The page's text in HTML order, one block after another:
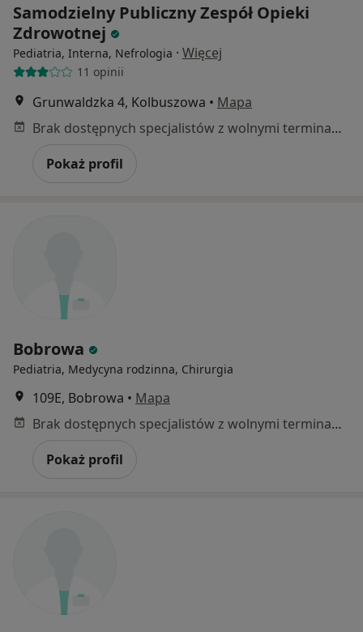
Samodzielny Publiczny Zespół Opieki
Zdrowotnej
Pediatria, Interna, Nefrologia · Więcej
11 opinii
Grunwaldzka 4, Kolbuszowa • Mapa
Brak dostępnych specjalistów z wolnymi terminami w tym centrum medycznym.
Pokaż profil
Bobrowa
Pediatria, Medycyna rodzinna, Chirurgia
109E, Bobrowa • Mapa
Brak dostępnych specjalistów z wolnymi terminami w tym centrum medycznym.
Pokaż profil